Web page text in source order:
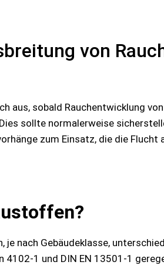
von
aus, sobald Rauchentwicklung
sollte normalerweise
zum Einsatz, die die Flucht
nach Gebäudeklasse,
1 und DIN EN 13501-1